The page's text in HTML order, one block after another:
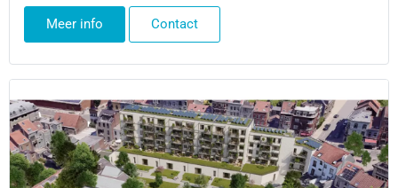
Meer info Contact